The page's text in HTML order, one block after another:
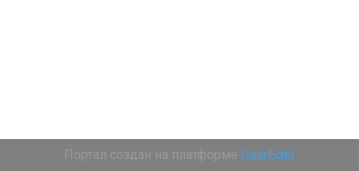
Портал создан на платформе UserEcho